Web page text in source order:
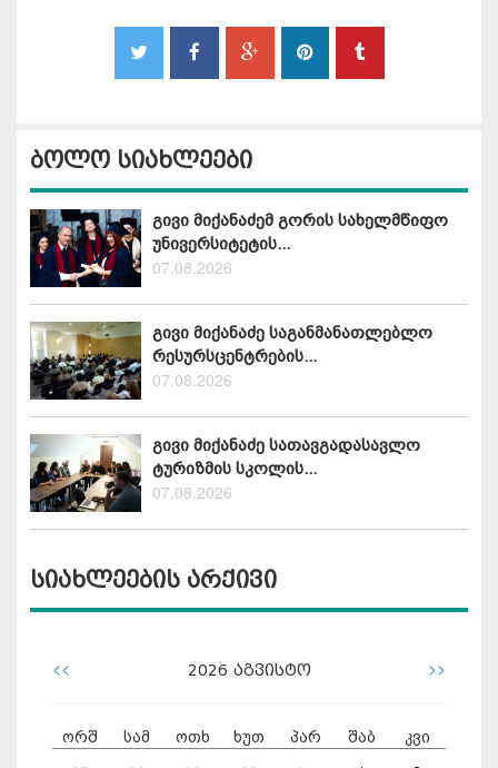
ბოლო სიახლეები
გივი მიქანაძემ გორის სახელმწიფო
უნივერსიტეტის...
07.08.2026
გივი მიქანაძე საგანმანათლებლო
რესურსცენტრების...
07.08.2026
გივი მიქანაძე სათავგადასავლო
ტურიზმის სკოლის...
07.08.2026
სიახლეების არქივი
<< 2026 აგვისტო >>
ორშ სამ ოთხ ხუთ პარ შაბ კვი